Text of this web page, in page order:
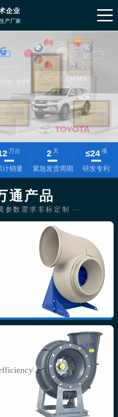
企业
产厂家
万台
计销量
2 天
紧急发货周期
≤24 项
研发专利
通产品
参数需求非标定制 —
f...